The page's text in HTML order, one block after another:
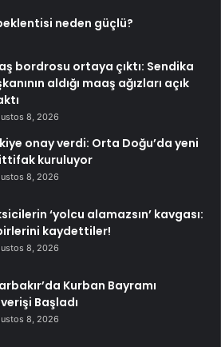
neden güçlü?
bordrosu ortaya çıktı: Sendika
aldığı maaş ağızları açık
8, 2026
onay verdi: Orta Doğu’da yeni
kuruluyor
8, 2026
‘yolcu alamazsın’ kavgası:
kaydettiler!
8, 2026
Kurban Bayramı
Başladı
8, 2026